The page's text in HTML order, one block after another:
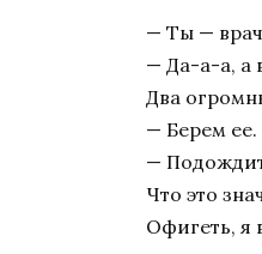
— Ты —
— Да-а-а, а
Два
— Берем ее.
—
Что это
Офигеть, я